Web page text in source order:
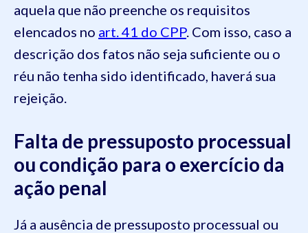
aquela que não preenche os requisitos
elencados no art. 41 do CPP. Com isso, caso a
descrição dos fatos não seja suficiente ou o
réu não tenha sido identificado, haverá sua
rejeição.
Falta de pressuposto processual
ou condição para o exercício da
ação penal
Já a ausência de pressuposto processual ou